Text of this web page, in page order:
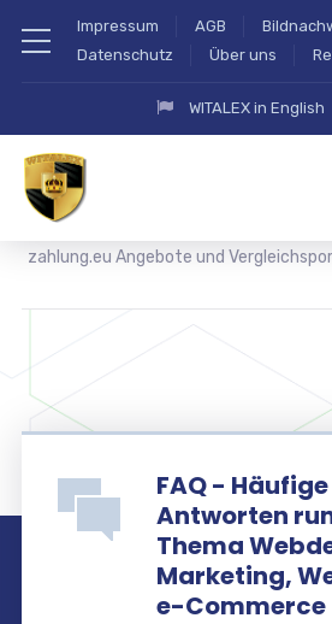
Impressum AGB
Datenschutz
Über uns
WITALEX in English
zahlung.eu Angebote und
FAQ -
Antworten
Thema
Marketing,
e-Commerce